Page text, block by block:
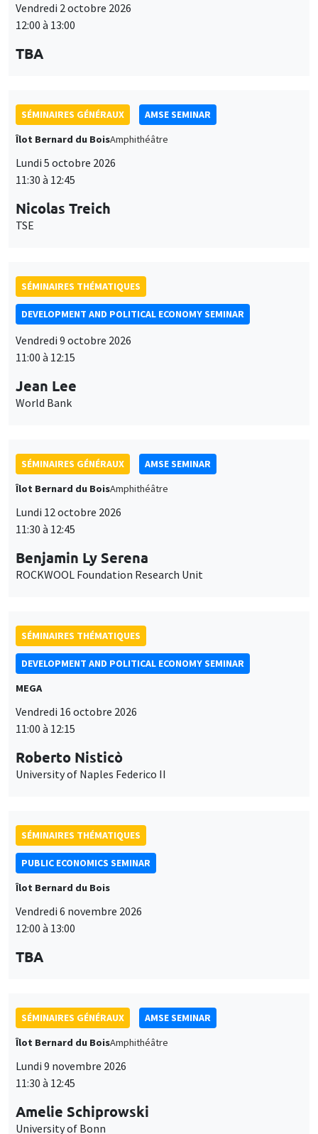
TBA
Îlot Bernard du BoisAmphithéâtre
Lundi 5 octobre 2026
11:30 à 12:45
Nicolas Treich
TSE
DEVELOPMENT AND POLITICAL ECONOMY SEMINAR
Vendredi 9 octobre 2026
11:00 à 12:15
Jean Lee
World Bank
Îlot Bernard du BoisAmphithéâtre
Lundi 12 octobre 2026
11:30 à 12:45
Benjamin Ly Serena
ROCKWOOL Foundation Research Unit
DEVELOPMENT AND POLITICAL ECONOMY SEMINAR
MEGA
Vendredi 16 octobre 2026
11:00 à 12:15
Roberto Nisticò
University of Naples Federico II
PUBLIC ECONOMICS SEMINAR
Îlot Bernard du Bois
Vendredi 6 novembre 2026
12:00 à 13:00
TBA
Îlot Bernard du BoisAmphithéâtre
Lundi 9 novembre 2026
11:30 à 12:45
Amelie Schiprowski
University of Bonn
des
personnelles
et
des
cookies
Ce site utilise des cookies et des services tiers pour garantir son bon
contenus multimédias. Vous êtes libre d’accepter, de refuser ou de
politique de confidentialité.
Personnaliser